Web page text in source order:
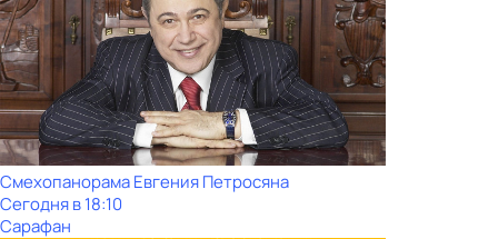
Смехопанорама Евгения Петросяна
Сегодня в 18:10
Сарафан